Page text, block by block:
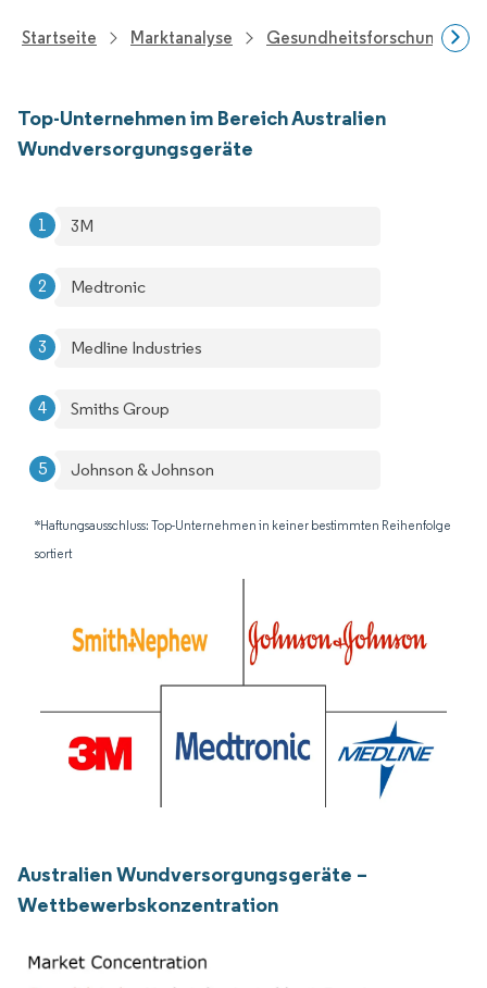
Startseite Marktanalyse Gesundheitsforschung
Top-Unternehmen im Bereich Australien
Wundversorgungsgeräte
3M
Medtronic
Medline Industries
Smiths Group
Johnson & Johnson
*Haftungsausschluss: Top-Unternehmen in keiner bestimmten Reihenfolge
sortiert
Australien Wundversorgungsgeräte –
Wettbewerbskonzentration